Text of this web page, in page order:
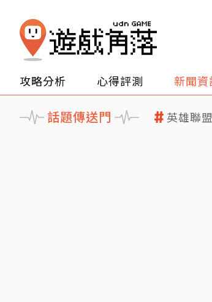
攻略分析 心得評測 新聞資
話題傳送門 英雄聯盟